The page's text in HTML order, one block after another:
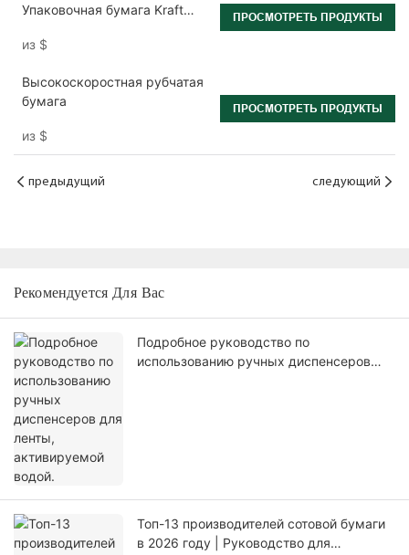
Упаковочная бумага Kraft
рулон
из $
ПРОСМОТРЕТЬ ПРОДУКТЫ
Высокоскоростная рубчатая
бумага
из $
ПРОСМОТРЕТЬ ПРОДУКТЫ
предыдущий следующий
Рекомендуется Для Вас
Подробное руководство по
использованию ручных диспенсеров
Топ-13 производителей сотовой бумаги
в 2026 году | Руководство для